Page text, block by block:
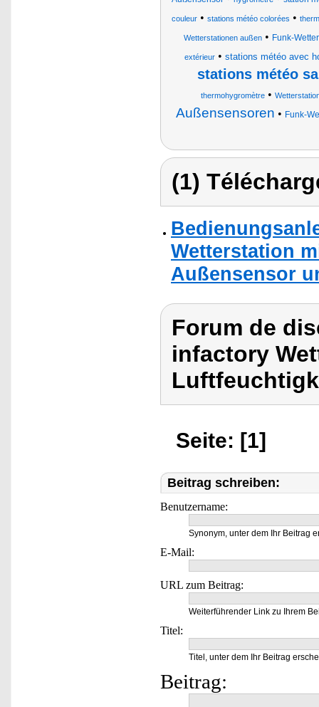
couleur• stations météo colorées •
Wetterstationen außen• Funk-
extérieur • stations météo avec
stations météo
thermohygromètre•
Außensensoren • Funk-
(1)
Wetterstation
Außensensor
Forum de
infactory
Seite: [1]
Beitrag schreiben:
Benutzername:
Synonym, unter dem Ihr Beitrag
E-Mail:
URL zum Beitrag:
Weiterführender Link zu Ihrem
Titel:
Titel, unter dem Ihr Beitrag
Beitrag: